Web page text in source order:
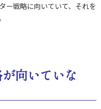
ー戦略に向いていて、それを
向いていな